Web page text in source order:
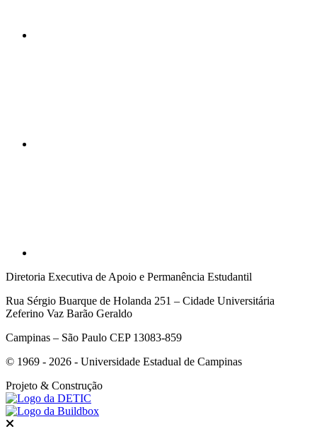
Diretoria Executiva de Apoio e Permanência Estudantil
Rua Sérgio Buarque de Holanda 251 – Cidade Universitária
Zeferino Vaz Barão Geraldo
Campinas – São Paulo CEP 13083-859
© 1969 - 2026 - Universidade Estadual de Campinas
Projeto & Construção